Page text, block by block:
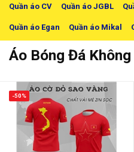
Quần áo CV Quần áo JGBL
Quần áo Egan Quần áo Mikal
Áo Bóng Đá
-50%